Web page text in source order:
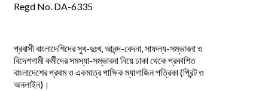
Regd No. DA-6335
প্রবাসী বাংলাদেশিদের সুখ-দুঃখ, আনন্দ-বেদনা, সাফল্য-সম্ভাবনা ও
বিদেশগামী কর্মীদের সমস্যা-সম্ভাবনা নিয়ে ঢাকা থেকে প্রকাশিত
বাংলাদেশের প্রথম ও একমাত্র পাক্ষিক ম্যাগাজিন পত্রিকা (প্রিন্ট ও
অনলাইন)।